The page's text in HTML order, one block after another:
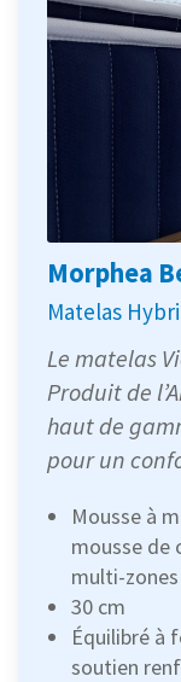
Morphea
Matelas
Le matelas
Produit de
haut de
pour un
Mousse à
mousse de
multi-zones
30 cm
Équilibré à
soutien